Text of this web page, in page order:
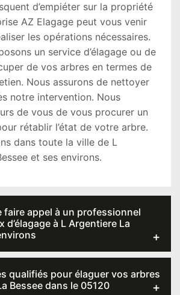
d’empiéter sur la propriété
AZ Elagage peut vous venir
les opérations nécessaires.
un service d’élagage ou de
de vos arbres en termes de
Nous assurons de nettoyer
notre intervention. Nous
de vous de vous procurer un
rétablir l’état de votre arbre.
dans toute la ville de L
et ses environs.
faire appel à un professionnel
d’élagage à L Argentiere La
qualifiés pour élaguer vos arbres
Bessee dans le 05120